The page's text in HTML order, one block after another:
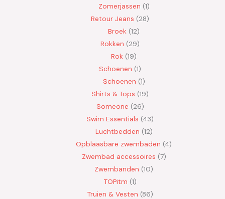
Zomerjassen 1
Retour Jeans
28
Broek 12
Rokken
29
Rok 19
Schoenen 1
Schoenen 1
Shirts & Tops 19
Someone 26
Swim Essentials 43
Luchtbedden 12
Opblaasbare zwembaden 4
Zwembad accessoires 7
Zwembanden 10
TOPitm 1
Truien & Vesten 86